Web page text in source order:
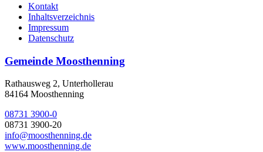
Kontakt
Inhaltsverzeichnis
Impressum
Datenschutz
Gemeinde Moosthenning
Rathausweg 2, Unterhollerau
84164 Moosthenning
08731 3900-0
08731 3900-20
info@moosthenning.de
www.moosthenning.de